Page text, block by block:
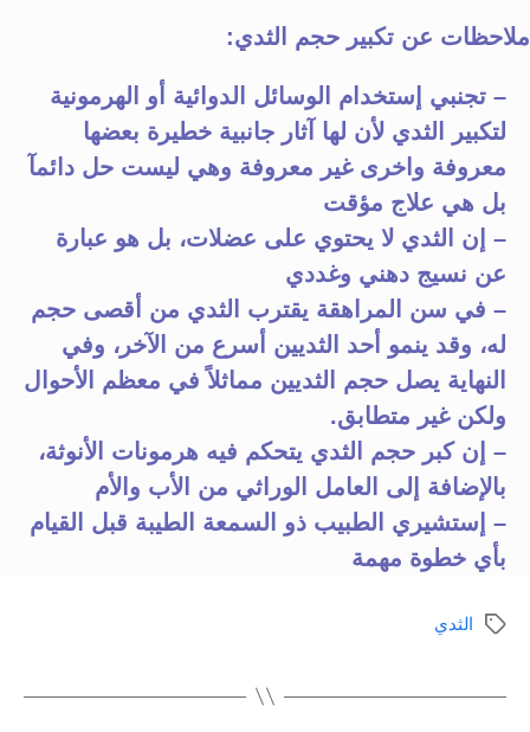
ملاحظات عن تكبير حجم الثدي:
– تجنبي إستخدام الوسائل الدوائية أو الهرمونية
لتكبير الثدي لأن لها آثار جانبية خطيرة بعضها
معروفة واخرى غير معروفة وهي ليست حل دائمآ
بل هي علاج مؤقت
– إن الثدي لا يحتوي على عضلات، بل هو عبارة
عن نسيج دهني وغددي
– في سن المراهقة يقترب الثدي من أقصى حجم
له، وقد ينمو أحد الثديين أسرع من الآخر، وفي
النهاية يصل حجم الثديين مماثلاً في معظم الأحوال
ولكن غير متطابق.
– إن كبر حجم الثدي يتحكم فيه هرمونات الأنوثة،
بالإضافة إلى العامل الوراثي من الأب والأم
– إستشيري الطبيب ذو السمعة الطيبة قبل القيام
بأي خطوة مهمة
الوسومالثدي